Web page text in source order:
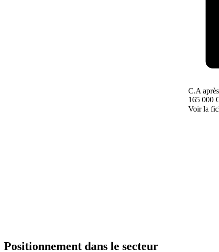
C.A
165 000 €
Voir la
Positionnement dans le secteur